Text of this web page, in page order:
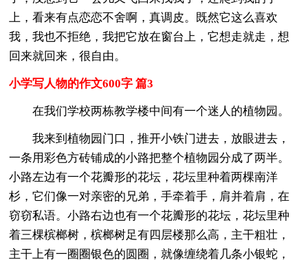
上，看来有点恋恋不舍啊，真调皮。既然它这么喜欢
我，我也不拒绝，我把它放在窗台上，它想走就走，想
回来就回来，很自由。
小学写人物的作文600字 篇3
在我们学校两栋教学楼中间有一个迷人的植物园。
我来到植物园门口，推开小铁门进去，放眼进去，
一条用彩色方砖铺成的小路把整个植物园分成了两半。
小路左边有一个花瓣形的花坛，花坛里种着两棵南洋
杉，它们像一对亲密的兄弟，手牵着手，肩并着肩，在
窃窃私语。小路右边也有一个花瓣形的花坛，花坛里种
着三棵槟榔树，槟榔树足有四层楼那么高，主干粗壮，
主干上有一圈圈银色的圆圈，就像缠绕着几条小银蛇，